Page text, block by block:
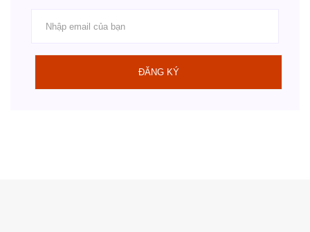
ĐĂNG KÝ